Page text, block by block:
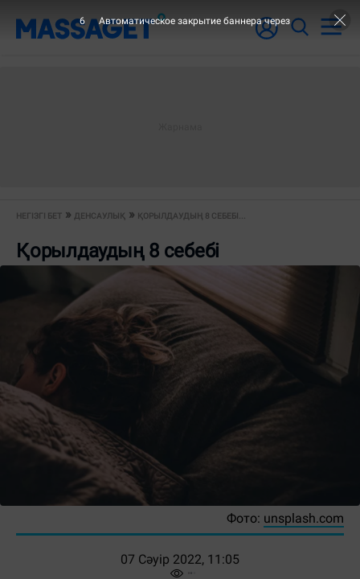
НЕГІЗГІ БЕТ ДЕНСАУЛЫҚ ҚОРЫЛДАУДЫҢ 8 СЕБЕБІ...
Қорылдаудың 8 себебі
Фото: unsplash.com
07 Сәуір 2022, 11:05
5 Автоматическое закрытие баннера через